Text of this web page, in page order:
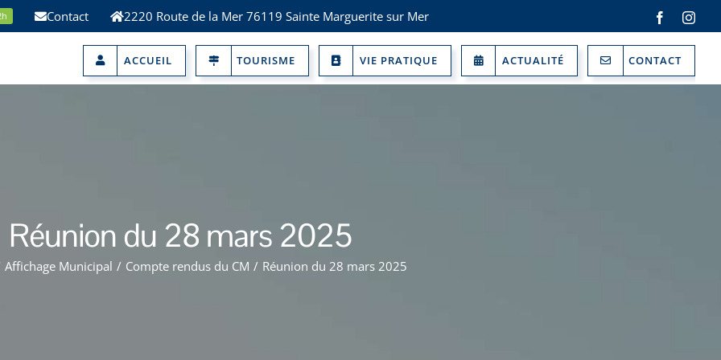
Contact 2220 Route de la Mer 76119 Sainte Marguerite sur Mer Facebook
ACCUEIL TOURISME VIE PRATIQUE ACTUALITÉ CONTACT
Réunion du 28 mars 2025
Affichage Municipal / Compte rendus du CM / Réunion du 28 mars 2025